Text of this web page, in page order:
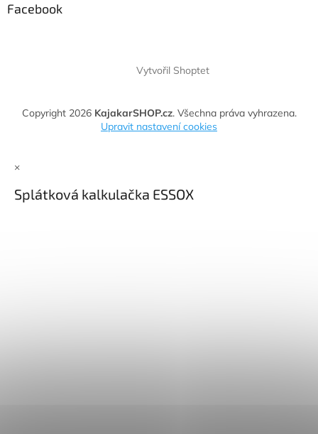
Facebook
Vytvořil Shoptet
Copyright 2026 KajakarSHOP.cz. Všechna práva vyhrazena.
Upravit nastavení cookies
×
Splátková kalkulačka ESSOX